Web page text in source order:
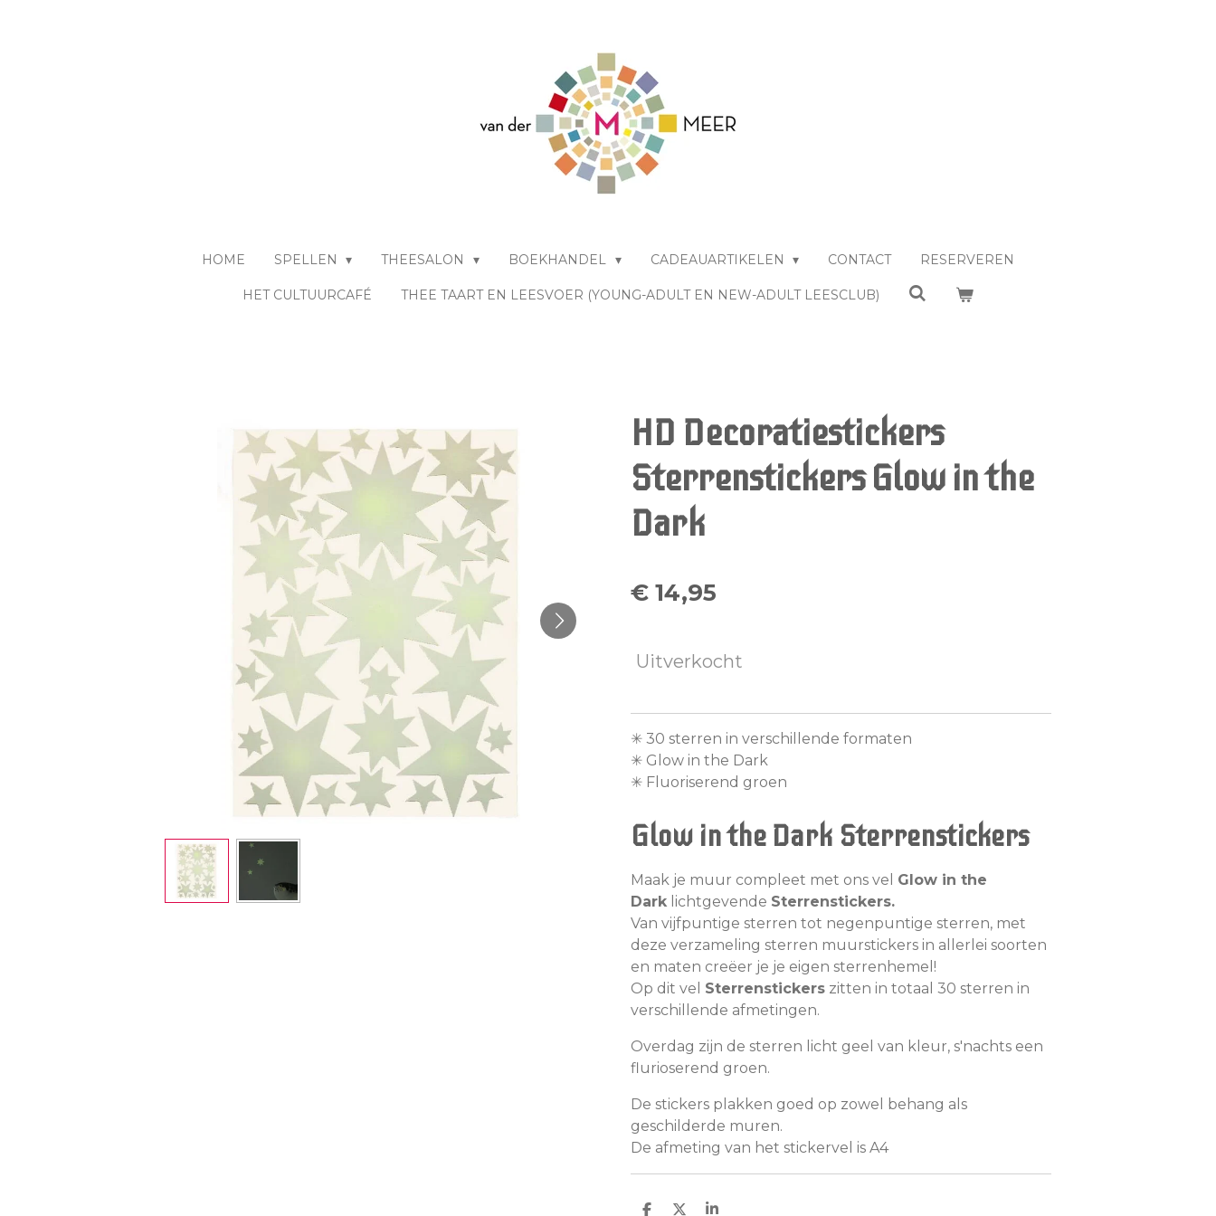
HOME SPELLEN THEESALON BOEKHANDEL CADEAUARTIKELEN CONTACT RESERVEREN
HET CULTUURCAFÉ THEE TAART EN LEESVOER (YOUNG-ADULT EN NEW-ADULT LEESCLUB)
HD Decoratiestickers
Sterrenstickers Glow in the
Dark
€ 14,95
Uitverkocht
✳︎ 30 sterren in verschillende formaten
✳︎ Glow in the Dark
✳︎ Fluoriserend groen
Glow in the Dark Sterrenstickers
Maak je muur compleet met ons vel Glow in the
Dark lichtgevende Sterrenstickers.
Van vijfpuntige sterren tot negenpuntige sterren, met
deze verzameling sterren muurstickers in allerlei soorten
en maten creëer je je eigen sterrenhemel!
Op dit vel Sterrenstickers zitten in totaal 30 sterren in
verschillende afmetingen.
Overdag zijn de sterren licht geel van kleur, s'nachts een
flurioserend groen.
De stickers plakken goed op zowel behang als
geschilderde muren.
De afmeting van het stickervel is A4